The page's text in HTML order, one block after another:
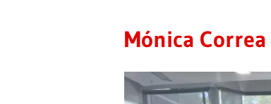
Mónica Correa